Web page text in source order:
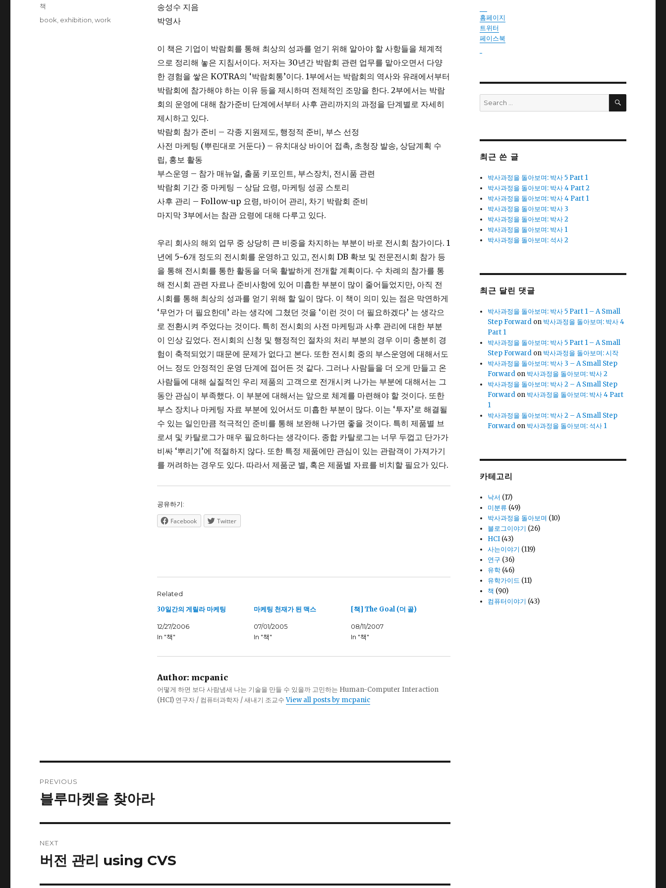
송성수 지음
박영사
이 책은 기업이 박람회를 통해 최상의 성과를 얻기 위해 알아야 할 사항들을 체계적
으로 정리해 놓은 지침서이다. 저자는 30년간 박람회 관련 업무를 맡아오면서 다양
한 경험을 쌓은 KOTRA의 ‘박람회통’이다. 1부에서는 박람회의 역사와 유래에서부터
박람회에 참가해야 하는 이유 등을 제시하며 전체적인 조망을 한다. 2부에서는 박람
회의 운영에 대해 참가준비 단계에서부터 사후 관리까지의 과정을 단계별로 자세히
제시하고 있다.
박람회 참가 준비 – 각종 지원제도, 행정적 준비, 부스 선정
사전 마케팅 (뿌린대로 거둔다) – 유치대상 바이어 접촉, 초청장 발송, 상담계획 수
립, 홍보 활동
부스운영 – 참가 매뉴얼, 출품 키포인트, 부스장치, 전시품 관련
박람회 기간 중 마케팅 – 상담 요령, 마케팅 성공 스토리
사후 관리 – Follow-up 요령, 바이어 관리, 차기 박람회 준비
마지막 3부에서는 참관 요령에 대해 다루고 있다.
우리 회사의 해외 업무 중 상당히 큰 비중을 차지하는 부분이 바로 전시회 참가이다. 1
년에 5~6개 정도의 전시회를 운영하고 있고, 전시회 DB 확보 및 전문전시회 참가 등
을 통해 전시회를 통한 활동을 더욱 활발하게 전개할 계획이다. 수 차례의 참가를 통
해 전시회 관련 자료나 준비사항에 있어 미흡한 부분이 많이 줄어들었지만, 아직 전
시회를 통해 최상의 성과를 얻기 위해 할 일이 많다. 이 책이 의미 있는 점은 막연하게
‘무언가 더 필요한데’ 라는 생각에 그쳤던 것을 ‘이런 것이 더 필요하겠다’ 는 생각으
로 전환시켜 주었다는 것이다. 특히 전시회의 사전 마케팅과 사후 관리에 대한 부분
이 인상 깊었다. 전시회의 신청 및 행정적인 절차의 처리 부분의 경우 이미 충분히 경
험이 축적되었기 때문에 문제가 없다고 본다. 또한 전시회 중의 부스운영에 대해서도
어느 정도 안정적인 운영 단계에 접어든 것 같다. 그러나 사람들을 더 오게 만들고 온
사람들에 대해 실질적인 우리 제품의 고객으로 전개시켜 나가는 부분에 대해서는 그
동안 관심이 부족했다. 이 부분에 대해서는 앞으로 체계를 마련해야 할 것이다. 또한
부스 장치나 마케팅 자료 부분에 있어서도 미흡한 부분이 많다. 이는 ‘투자’로 해결될
수 있는 일인만큼 적극적인 준비를 통해 보완해 나가면 좋을 것이다. 특히 제품별 브
로셔 및 카탈로그가 매우 필요하다는 생각이다. 종합 카탈로그는 너무 두껍고 단가가
비싸 ‘뿌리기’에 적절하지 않다. 또한 특정 제품에만 관심이 있는 관람객이 가져가기
를 꺼려하는 경우도 있다. 따라서 제품군 별, 혹은 제품별 자료를 비치할 필요가 있다.
공유하기:
Facebook Twitter
Related
30일간의 게릴라 마케팅
12/27/2006
In "책"
마케팅 천재가 된 맥스
07/01/2005
In "책"
[책] The Goal (더 골)
08/11/2007
In "책"
Author: mcpanic
어떻게 하면 보다 사람냄새 나는 기술을 만들 수 있을까 고민하는 Human-Computer Interaction
(HCI) 연구자 / 컴퓨터과학자 / 새내기 조교수View all posts by mcpanic
on
Categories
책
Tags
book exhibition ,work
navigation
PREVIOUS
Previous
블루마켓을 찾아라
NEXT
Next
버전 관리 using CVS
홈페이지
트위터
페이스북
Search
for:
SEARCH
최근 쓴 글
박사과정을 돌아보며: 박사 5 Part 1
박사과정을 돌아보며: 박사 4 Part 2
박사과정을 돌아보며: 박사 4 Part 1
박사과정을 돌아보며: 박사 3
박사과정을 돌아보며: 박사 2
박사과정을 돌아보며: 박사 1
박사과정을 돌아보며: 석사 2
최근 달린 댓글
박사과정을 돌아보며: 박사 5 Part 1 – A Small
Step Forward on 박사과정을 돌아보며: 박사 4
Part 1
박사과정을 돌아보며: 박사 5 Part 1 – A Small
Step Forward on 박사과정을 돌아보며: 시작
박사과정을 돌아보며: 박사 3 – A Small Step
Forward on 박사과정을 돌아보며: 박사 2
박사과정을 돌아보며: 박사 2 – A Small Step
Forward on 박사과정을 돌아보며: 박사 4 Part
1
박사과정을 돌아보며: 박사 2 – A Small Step
Forward on 박사과정을 돌아보며: 석사 1
카테고리
낙서 (17)
미분류 (49)
박사과정을 돌아보며 (10)
블로그이야기 (26)
HCI (43)
사는이야기 (119)
연구 (36)
유학 (46)
유학가이드 (11)
책 (90)
컴퓨터이야기 (43)